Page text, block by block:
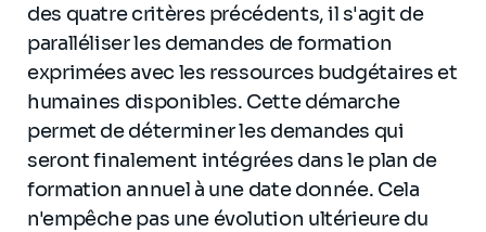
des quatre critères précédents, il s'agit de
paralléliser les demandes de formation
exprimées avec les ressources budgétaires et
humaines disponibles. Cette démarche
permet de déterminer les demandes qui
seront finalement intégrées dans le plan de
formation annuel à une date donnée. Cela
n'empêche pas une évolution ultérieure du